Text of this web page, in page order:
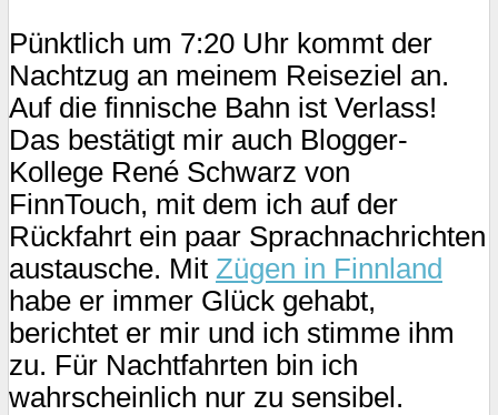
Pünktlich um 7:20 Uhr kommt der
Nachtzug an meinem Reiseziel an.
Auf die finnische Bahn ist Verlass!
Das bestätigt mir auch Blogger-
Kollege René Schwarz von
FinnTouch, mit dem ich auf der
Rückfahrt ein paar Sprachnachrichten
austausche. Mit Zügen in Finnland
habe er immer Glück gehabt,
berichtet er mir und ich stimme ihm
zu. Für Nachtfahrten bin ich
wahrscheinlich nur zu sensibel.